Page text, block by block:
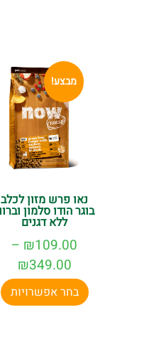
מבצע!
נאו פרש מזון לכלב
בוגר הודו סלמון
ללא דגנים
₪109.00
–
₪349.00
בחר אפשרויות